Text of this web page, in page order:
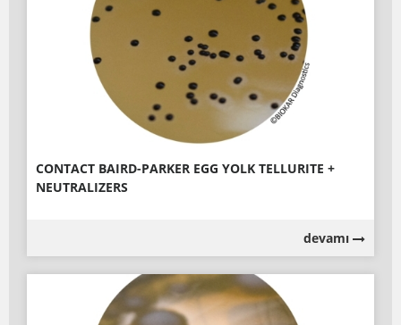
CONTACT BAIRD-PARKER EGG YOLK TELLURITE +
NEUTRALIZERS
devamı